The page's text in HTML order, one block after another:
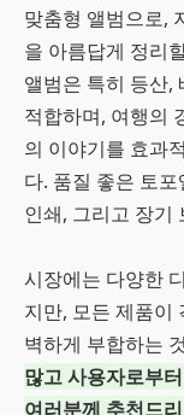
맞춤형 앨범으로,
을 아름답게 정리
앨범은 특히 등산,
적합하며, 여행의
의 이야기를 효과
다. 품질 좋은 토
인쇄, 그리고 장기
시장에는 다양한
지만, 모든 제품이
벽하게 부합하는
많고 사용자로부
여러분께 추천드